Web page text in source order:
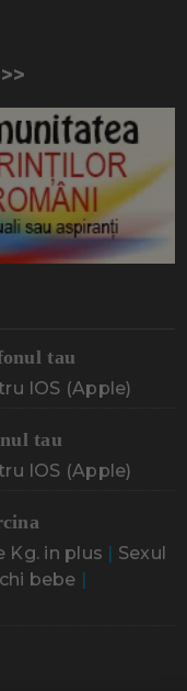
tau
IOS (Apple)
tau
IOS (Apple)
Kg. in plus | Sexul
bebe |